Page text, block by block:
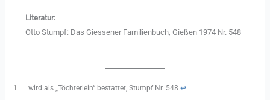
Literatur:
Otto Stumpf: Das Giessener Familienbuch, Gießen 1974 Nr. 548
1 wird als „Töchterlein“ bestattet, Stumpf Nr. 548 ↩︎